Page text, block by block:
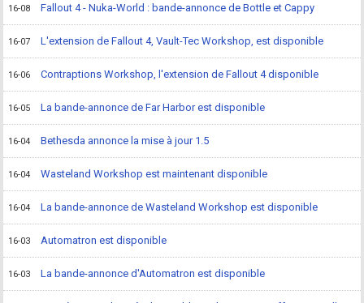
16-08 Fallout 4 - Nuka-World : bande-annonce de Bottle et Cappy
16-07 L'extension de Fallout 4, Vault-Tec Workshop, est disponible
16-06 Contraptions Workshop, l'extension de Fallout 4 disponible
16-05 La bande-annonce de Far Harbor est disponible
16-04 Bethesda annonce la mise à jour 1.5
16-04 Wasteland Workshop est maintenant disponible
16-04 La bande-annonce de Wasteland Workshop est disponible
16-03 Automatron est disponible
16-03 La bande-annonce d'Automatron est disponible